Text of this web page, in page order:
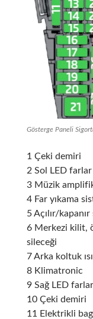
Gösterge Paneli
1 Çeki demiri
2 Sol LED farlar
3 Müzik
4 Far yıkama
5 Açılır/
6 Merkezi kilit,
sileceği
7 Arka koltuk
8 Klimatronic
9 Sağ LED farlar
10 Çeki demiri
11 Elektrikli